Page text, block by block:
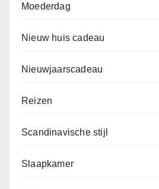
Moederdag
Nieuw huis cadeau
Nieuwjaarscadeau
Reizen
Scandinavische stijl
Slaapkamer